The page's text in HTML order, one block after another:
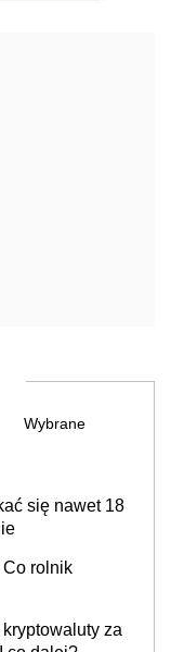
Wybrane
się nawet 18
Co rolnik
za